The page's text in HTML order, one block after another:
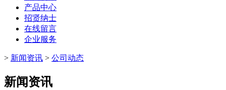
产品中心
招贤纳士
在线留言
企业服务
> 新闻资讯 > 公司动态
新闻资讯